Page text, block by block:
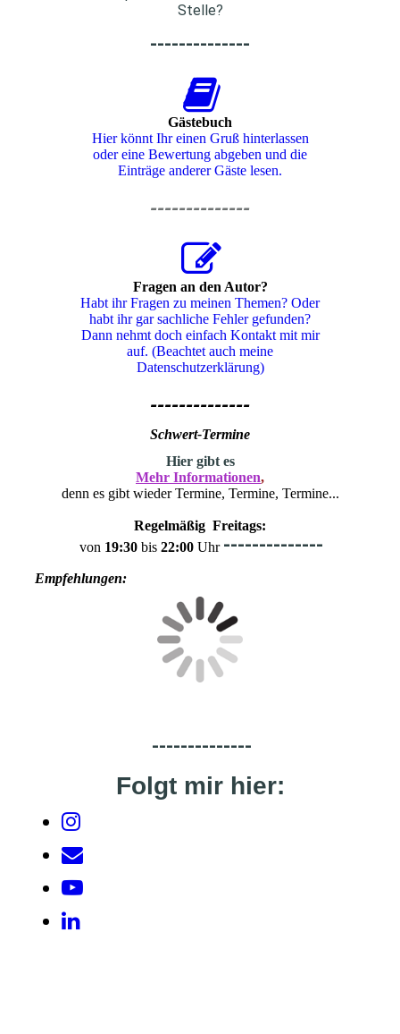
Stelle?
--------------
Gästebuch
Hier könnt Ihr einen Gruß hinterlassen
oder eine Bewertung abgeben und die
Einträge anderer Gäste lesen.
--------------
Fragen an den Autor?
Habt ihr Fragen zu meinen Themen? Oder
habt ihr gar sachliche Fehler gefunden?
Dann nehmt doch einfach Kontakt mit mir
auf. (Beachtet auch meine
Datenschutzerklärung)
--------------
Schwert-Termine
Hier gibt es
Mehr Informationen,
denn es gibt wieder Termine, Termine, Termine...
Regelmäßig Freitags:
von 19:30 bis 22:00 Uhr --------------
Empfehlungen:
--------------
Folgt mir hier: